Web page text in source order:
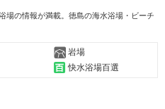
場の情報が満載。徳島の海水浴場・ビーチ
岩場
快水浴場百選